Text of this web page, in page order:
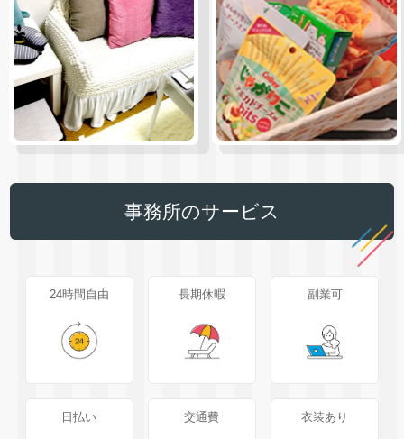
事務所のサービス
24時間自由 長期休暇 副業可
日払い 交通費 衣装あり